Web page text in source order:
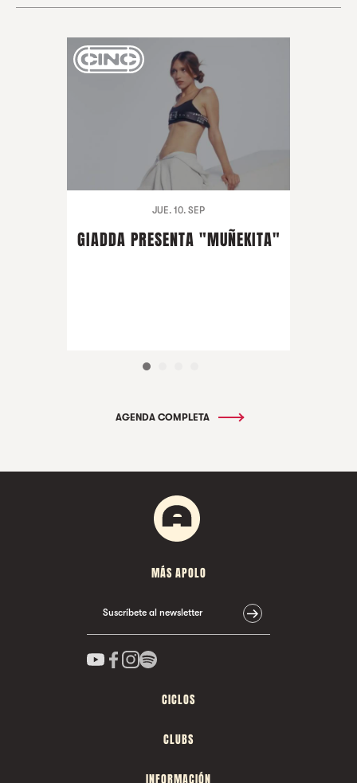
JUE. 10. SEP
GIADDA PRESENTA "MUÑEKITA"
AGENDA COMPLETA
MÁS APOLO
Suscríbete al newsletter
CICLOS
CLUBS
INFORMACIÓN